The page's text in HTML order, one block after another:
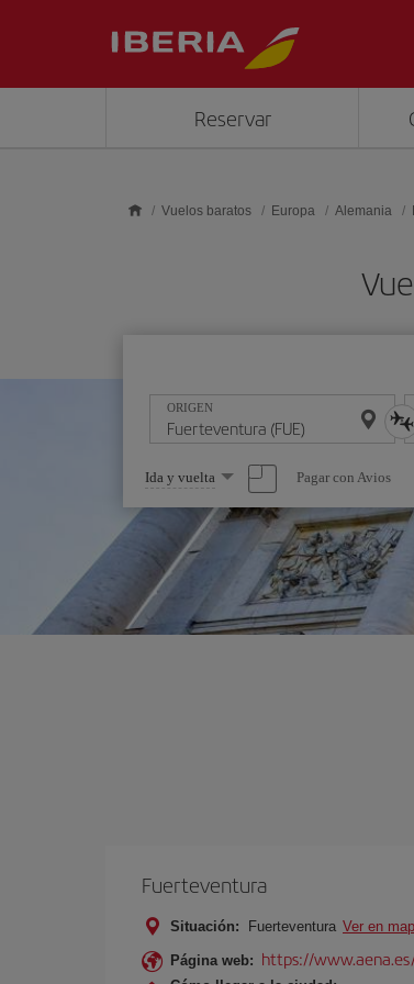
Reservar
Vuelos baratos Europa Alemania
ORIGEN
Seleccione
una
opción
Ida y vuelta Pagar con Avios
Fuerteventura
Situación: Fuerteventura Ver en
Página web: https://